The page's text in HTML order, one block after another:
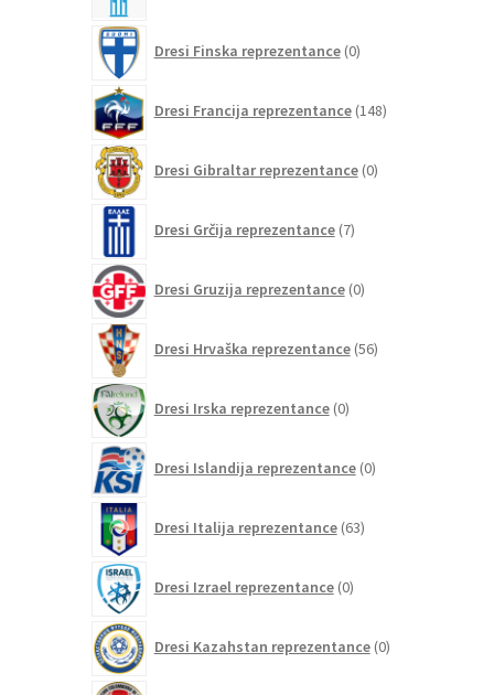
Dresi Finska reprezentance 0izdelkov
Dresi Francija reprezentance 148izdelkov
Dresi Gibraltar reprezentance 0izdelkov
Dresi Grčija reprezentance 7izdelkov
Dresi Gruzija reprezentance 0izdelkov
Dresi Hrvaška reprezentance 56izdelkov
Dresi Irska reprezentance 0izdelkov
Dresi Islandija reprezentance 0izdelkov
Dresi Italija reprezentance 63izdelkov
Dresi Izrael reprezentance 0izdelkov
Dresi Kazahstan reprezentance 0izdelkov